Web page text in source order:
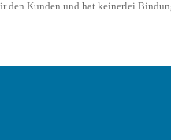
den Kunden und hat keinerlei